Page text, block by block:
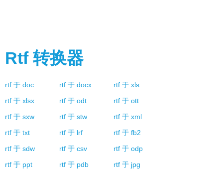
Rtf 转换器
rtf 于 doc rtf 于 docx rtf 于 xls
rtf 于 xlsx rtf 于 odt rtf 于 ott
rtf 于 sxw rtf 于 stw rtf 于 xml
rtf 于 txt rtf 于 lrf rtf 于 fb2
rtf 于 sdw rtf 于 csv rtf 于 odp
rtf 于 ppt rtf 于 pdb rtf 于 jpg